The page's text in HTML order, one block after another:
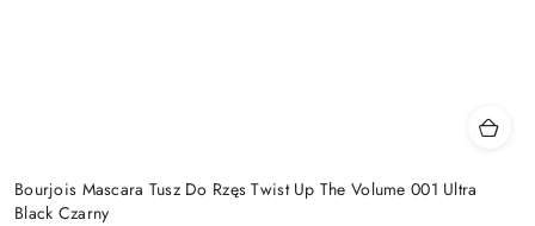
Bourjois Mascara Tusz Do Rzęs Twist Up The Volume 001 Ultra
Black Czarny